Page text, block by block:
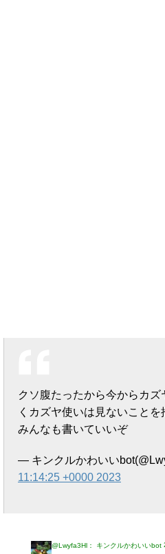
クソ腹たったから今からカ
くカズヤ使いは見ないことを
みんなも書いていいぞ
— キンクルかわいい
11:14:25 +0000 2023
@Lwyfa3Hl： キンクルかわいいbot